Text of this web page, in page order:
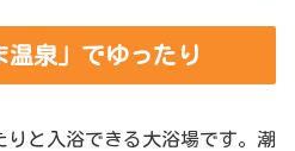
泉」でゆったり
と入浴できる大浴場です。潮